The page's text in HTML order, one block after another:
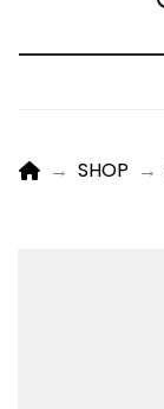
HOME
→ SHOP →